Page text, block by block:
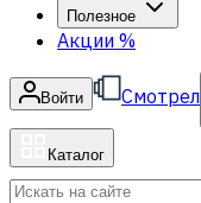
Полезное
Акции %
Войти Смотрел
Каталог